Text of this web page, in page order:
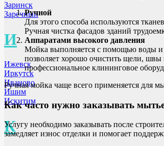
Заринск
Заречный
И
Ижевск
Иркутск
Иваново
Ишим
Искитим
К
Ручной
Для этого способа используются
Ручная чистка фасадов зданий
Аппаратами высокого давления
Мойка выполняется с помощью воды и
позволяет хорошо очистить щели, швы
профессиональное клининговое
Ручная мойка чаще всего применяется для
Как часто нужно заказывать
Услугу необходимо заказывать после
замедляет износ отделки и помогает